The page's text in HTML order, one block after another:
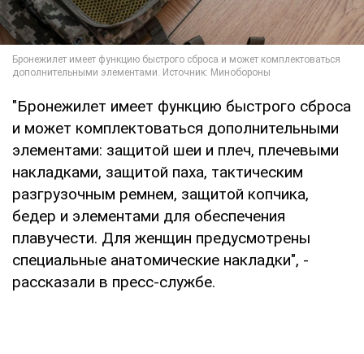
"Бронежилет имеет функцию быстрого сброса
и может комплектоваться дополнительными
элементами: защитой шеи и плеч, плечевыми
накладками, защитой паха, тактическим
разгрузочным ремнем, защитой копчика,
бедер и элементами для обеспечения
плавучести. Для женщин предусмотрены
специальные анатомические накладки", -
рассказали в пресс-службе.